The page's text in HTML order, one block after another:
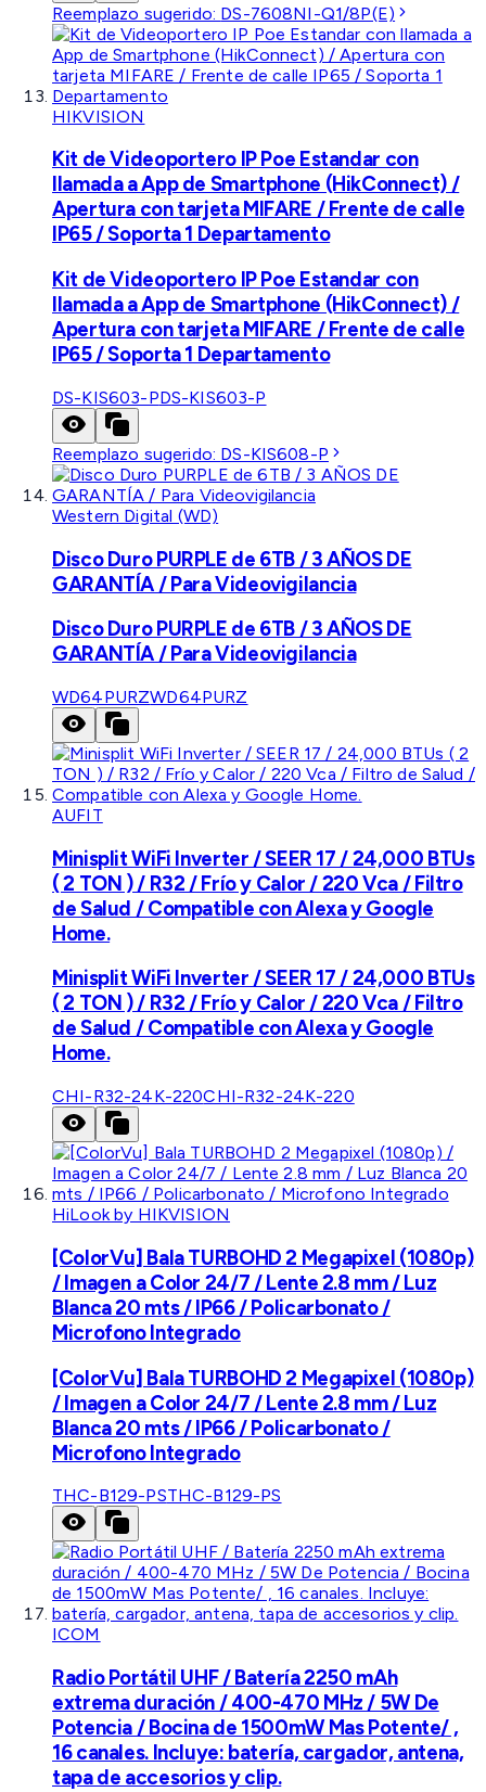
Reemplazo sugerido: DS-7608NI-Q1/8P(E)
HIKVISION
Kit de Videoportero IP Poe Estandar con
llamada a App de Smartphone (HikConnect) /
Apertura con tarjeta MIFARE / Frente de calle
IP65 / Soporta 1 Departamento
Kit de Videoportero IP Poe Estandar con
llamada a App de Smartphone (HikConnect) /
Apertura con tarjeta MIFARE / Frente de calle
IP65 / Soporta 1 Departamento
DS-KIS603-PDS-KIS603-P
Reemplazo sugerido: DS-KIS608-P
Western Digital (WD)
Disco Duro PURPLE de 6TB / 3 AÑOS DE
GARANTÍA / Para Videovigilancia
Disco Duro PURPLE de 6TB / 3 AÑOS DE
GARANTÍA / Para Videovigilancia
WD64PURZWD64PURZ
AUFIT
Minisplit WiFi Inverter / SEER 17 / 24,000 BTUs
( 2 TON ) / R32 / Frío y Calor / 220 Vca / Filtro
de Salud / Compatible con Alexa y Google
Home.
Minisplit WiFi Inverter / SEER 17 / 24,000 BTUs
( 2 TON ) / R32 / Frío y Calor / 220 Vca / Filtro
de Salud / Compatible con Alexa y Google
Home.
CHI-R32-24K-220CHI-R32-24K-220
HiLook by HIKVISION
[ColorVu] Bala TURBOHD 2 Megapixel (1080p)
/ Imagen a Color 24/7 / Lente 2.8 mm / Luz
Blanca 20 mts / IP66 / Policarbonato /
Microfono Integrado
[ColorVu] Bala TURBOHD 2 Megapixel (1080p)
/ Imagen a Color 24/7 / Lente 2.8 mm / Luz
Blanca 20 mts / IP66 / Policarbonato /
Microfono Integrado
THC-B129-PSTHC-B129-PS
ICOM
Radio Portátil UHF / Batería 2250 mAh
extrema duración / 400-470 MHz / 5W De
Potencia / Bocina de 1500mW Mas Potente/ ,
16 canales. Incluye: batería, cargador, antena,
tapa de accesorios y clip.